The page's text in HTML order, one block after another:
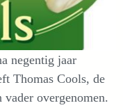
negentig jaar
Thomas Cools, de
overgenomen.